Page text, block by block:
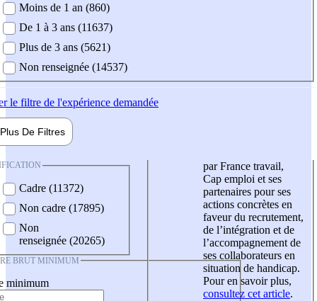
demandée
Moins de 1 an (860)
De 1 à 3 ans (11637)
Plus de 3 ans (5621)
Non renseignée (14537)
le filtre de l'expérience demandée
Plus De Filtres
Cadre (11372)
Non cadre (17895)
Non
renseignée (20265)
BRUT MINIMUM
minimum
par France travail,
Cap emploi et ses
partenaires pour ses
actions concrètes en
faveur du recrutement,
de l’intégration et de
l’accompagnement de
ses collaborateurs en
situation de handicap.
Pour en savoir plus,
consultez cet article.